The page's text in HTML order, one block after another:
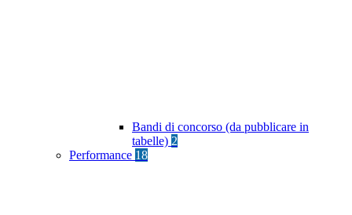
Bandi di concorso (da pubblicare in
tabelle) 2
Performance 18